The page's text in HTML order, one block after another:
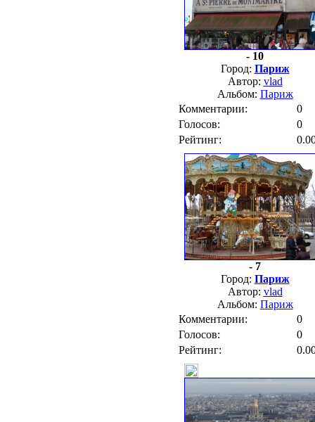
- 10
Город: Париж
Автор: vlad
Альбом: Париж
Комментарии:
0
Голосов:
0
Рейтинг:
- 7
Город: Париж
Автор: vlad
Альбом: Париж
Комментарии:
0
Голосов:
0
Рейтинг: